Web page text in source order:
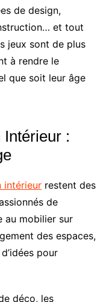
de design,
et tout
jeux sont de plus
à rendre le
que soit leur âge
:
intérieurrestent des
de
au mobilier sur
des espaces,
pour
déco, les